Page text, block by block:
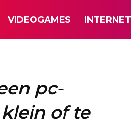
VIDEOGAMES INTERNET
pc-
of te